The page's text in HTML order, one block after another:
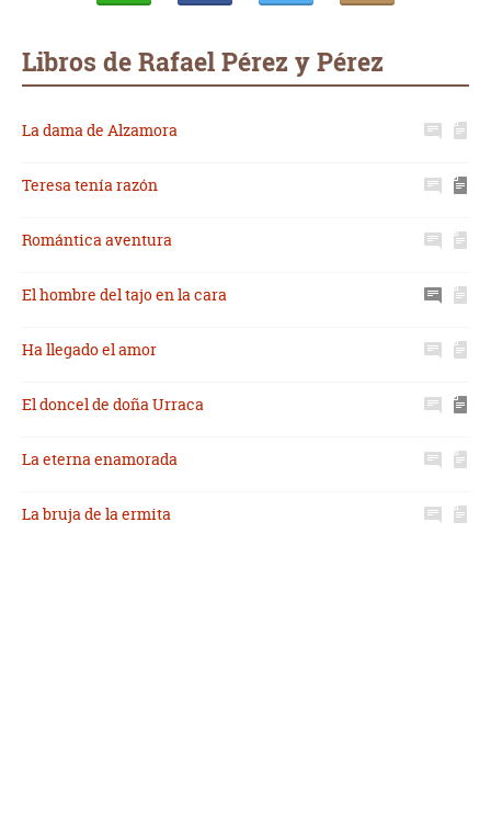
Libros de Rafael Pérez y Pérez
La dama de Alzamora
Teresa tenía razón
Romántica aventura
El hombre del tajo en la cara
Ha llegado el amor
El doncel de doña Urraca
La eterna enamorada
La bruja de la ermita